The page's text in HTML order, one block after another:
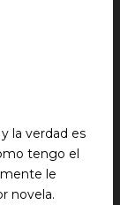
la verdad es
tengo el
le
novela.